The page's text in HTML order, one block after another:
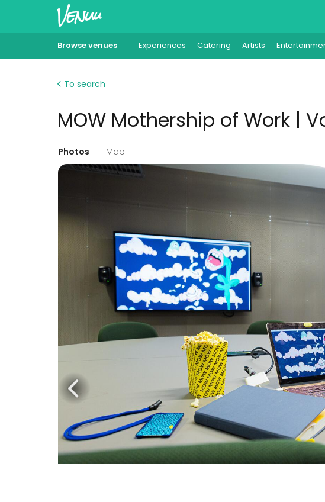
Browse venues Experiences Catering Artists
To search
MOW Mothership of Work |
Photos Map